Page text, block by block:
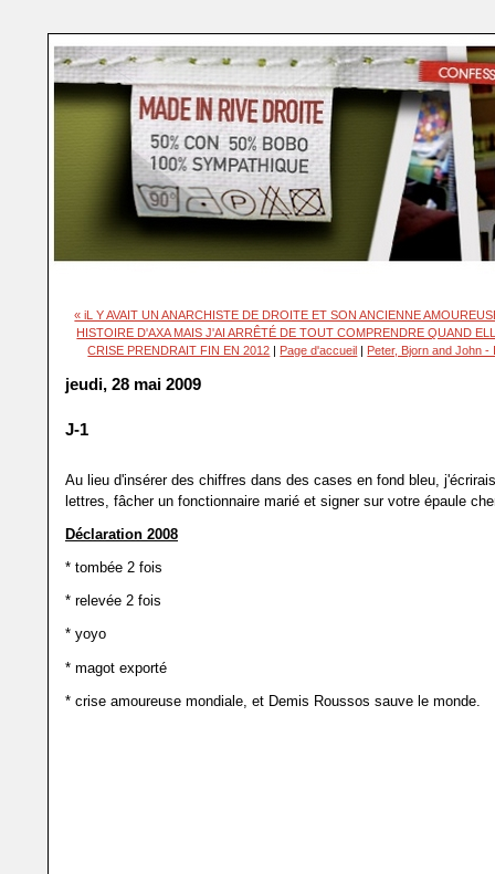
« iL Y AVAIT UN ANARCHISTE DE DROITE ET SON ANCIENNE
HISTOIRE D'AXA MAIS J'AI ARRÊTÉ DE TOUT COMPRENDRE QUAND
CRISE PRENDRAIT FIN EN 2012 | Page d'accueil | Peter, Bjorn and John -
jeudi, 28 mai 2009
J-1
Au lieu d'insérer des chiffres dans des cases en fond bleu,
lettres, fâcher un fonctionnaire marié et signer sur votre épaule
Déclaration 2008
* tombée 2 fois
* relevée 2 fois
* yoyo
* magot exporté
* crise amoureuse mondiale, et Demis Roussos sauve le monde.